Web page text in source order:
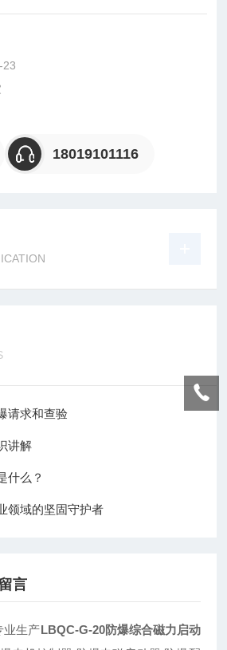
23
18019101116
请求和查验
讲解
什么？
领域的坚固守护者
言
业生产LBQC-G-20防爆综合磁力启动